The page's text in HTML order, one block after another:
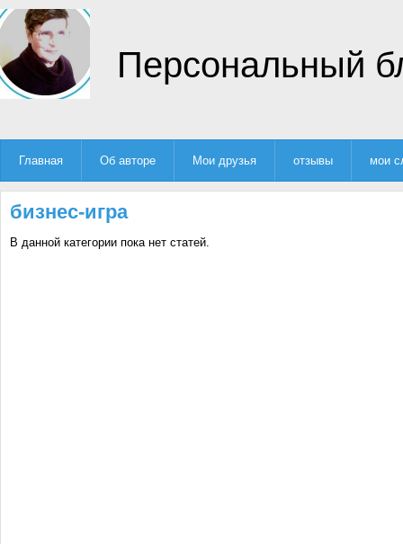
Персональный
Главная Об авторе Мои друзья отзывы мои
бизнес-игра
В данной категории пока нет статей.